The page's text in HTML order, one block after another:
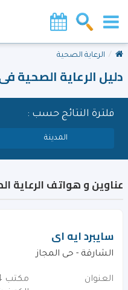
الرعاية الصحية
دليل الرعاية الصحية
فلترة النتائج حسب :
المدينة
عناوين و هواتف الرعاية
سايبرد ايه اى
الشارقة - حى المجاز
العنوان